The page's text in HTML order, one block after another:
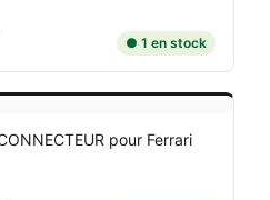
● 1 en stock
pour Ferrari